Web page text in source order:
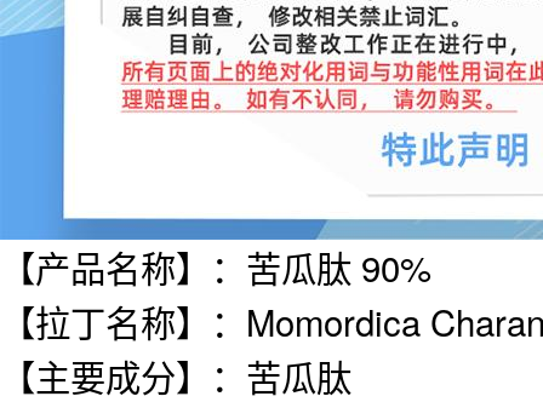
【产品名称】：苦瓜肽 90%
【拉丁名称】：Momordica
【主要成分】：苦瓜肽